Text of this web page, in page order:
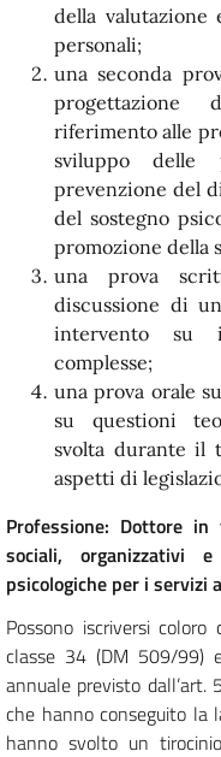
della valutazione
personali;
una seconda
riferimento alle
sviluppo delle
prevenzione del
del sostegno
promozione della
una prova
discussione di
intervento su
complesse;
una prova orale
su questioni
svolta durante il
aspetti di
Professione: Dottore
sociali, organizzativi
psicologiche per i servizi
Possono iscriversi
classe 34 (DM 509/99)
annuale previsto
che hanno conseguito la
hanno svolto un